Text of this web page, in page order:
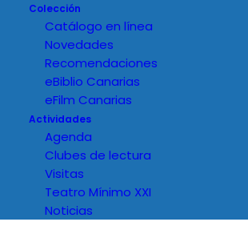
Colección
Catálogo en línea
Novedades
Recomendaciones
eBiblio Canarias
eFilm Canarias
Actividades
Agenda
Clubes de lectura
Visitas
Teatro Mínimo XXI
Noticias
Detalles del evento